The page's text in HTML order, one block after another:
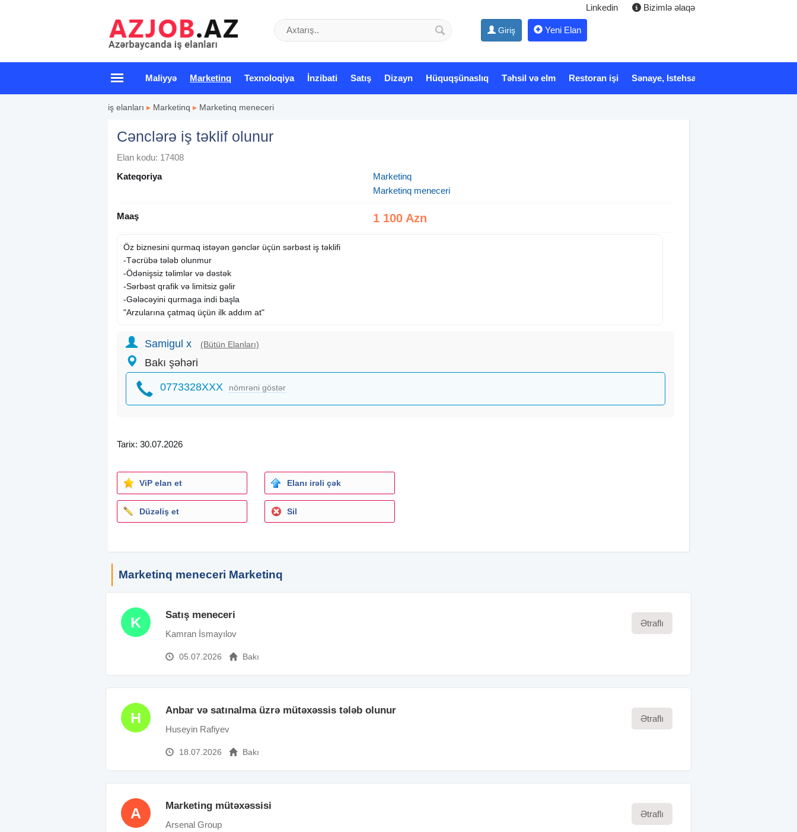
Linkedin Bizimlə əlaqə
Giriş Yeni Elan
Maliyyə Marketinq Texnoloqiya İnzibati Satış Dizayn Hüquqşünaslıq Təhsil və elm Restoran işi Sənaye, Istehsalat
iş elanları ▸ Marketinq ▸ Marketinq meneceri
Cənclərə iş təklif olunur
Elan kodu: 17408
Kateqoriya
Marketinq
Marketinq meneceri
Maaş 1 100 Azn
Öz biznesini qurmaq istəyən gənclər üçün sərbəst iş təklifi
-Təcrübə tələb olunmur
-Ödənişsiz təlimlər və dəstək
-Sərbəst qrafik və limitsiz gəlir
-Gələcəyini qurmaga indi başla
"Arzularına çatmaq üçün ilk addım at"
Samigul x (Bütün Elanları)
Bakı şəhəri
0773328XXX nömrəni göstər
Tarix: 30.07.2026
ViP elan et Elanı irəli çək
Düzəliş et Sil
Marketinq meneceri Marketinq
K Satış meneceri
Kamran İsmayılov
05.07.2026 Bakı
Ətraflı
H Anbar və satınalma üzrə mütəxəssis tələb olunur
Huseyin Rafiyev
18.07.2026 Bakı
Ətraflı
A Marketing mütəxəssisi
Arsenal Group
Ətraflı